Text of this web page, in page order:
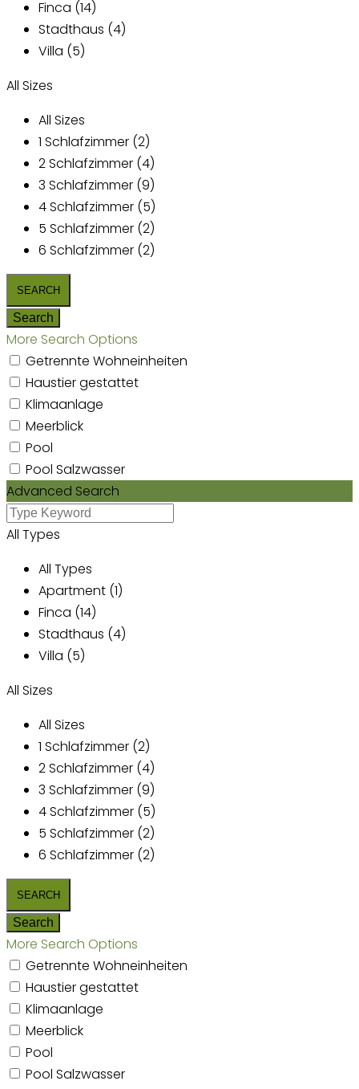
Finca (14)
Stadthaus (4)
Villa (5)
All Sizes
All Sizes
1 Schlafzimmer (2)
2 Schlafzimmer (4)
3 Schlafzimmer (9)
4 Schlafzimmer (5)
5 Schlafzimmer (2)
6 Schlafzimmer (2)
More Search Options
Getrennte Wohneinheiten
Haustier gestattet
Klimaanlage
Meerblick
Pool
Pool Salzwasser
Advanced Search
All Types
All Types
Apartment (1)
Finca (14)
Stadthaus (4)
Villa (5)
All Sizes
All Sizes
1 Schlafzimmer (2)
2 Schlafzimmer (4)
3 Schlafzimmer (9)
4 Schlafzimmer (5)
5 Schlafzimmer (2)
6 Schlafzimmer (2)
More Search Options
Getrennte Wohneinheiten
Haustier gestattet
Klimaanlage
Meerblick
Pool
Pool Salzwasser